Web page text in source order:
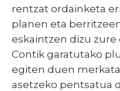
rentzat ordainketa
planen eta
eskaintzen dizu zure
Contik garatutako
egiten duen
asetzeko pentsatua